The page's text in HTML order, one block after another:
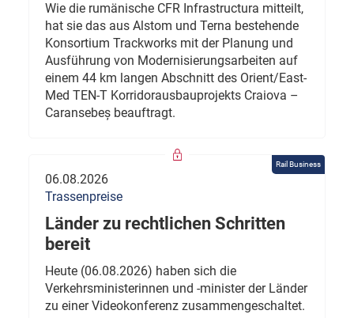
Wie die rumänische CFR Infrastructura mitteilt,
hat sie das aus Alstom und Terna bestehende
Konsortium Trackworks mit der Planung und
Ausführung von Modernisierungsarbeiten auf
einem 44 km langen Abschnitt des Orient/East-
Med TEN-T Korridorausbauprojekts Craiova –
Caransebeș beauftragt.
Rail Business
06.08.2026
Trassenpreise
Länder zu rechtlichen Schritten
bereit
Heute (06.08.2026) haben sich die
Verkehrsministerinnen und -minister der Länder
zu einer Videokonferenz zusammengeschaltet.